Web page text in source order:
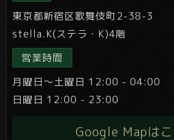
東京都新宿区歌舞伎町2-38-3
stella.K(ステラ・K)4階
営業時間
月曜日～土曜日 12:00 - 04:00
日曜日 12:00 - 23:00
Google Mapは